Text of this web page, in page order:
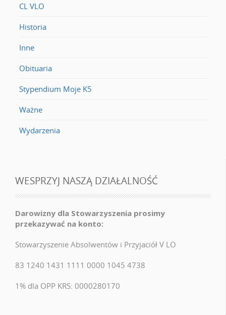
CL VLO
Historia
Inne
Obituaria
Stypendium Moje K5
Ważne
Wydarzenia
WESPRZYJ NASZĄ DZIAŁALNOŚĆ
Darowizny dla Stowarzyszenia prosimy
przekazywać na konto:
Stowarzyszenie Absolwentów i Przyjaciół V LO
83 1240 1431 1111 0000 1045 4738
1% dla OPP KRS: 0000280170